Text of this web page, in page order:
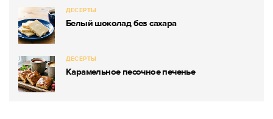
ДЕСЕРТЫ
Белый шоколад без сахара
ДЕСЕРТЫ
Карамельное песочное печенье